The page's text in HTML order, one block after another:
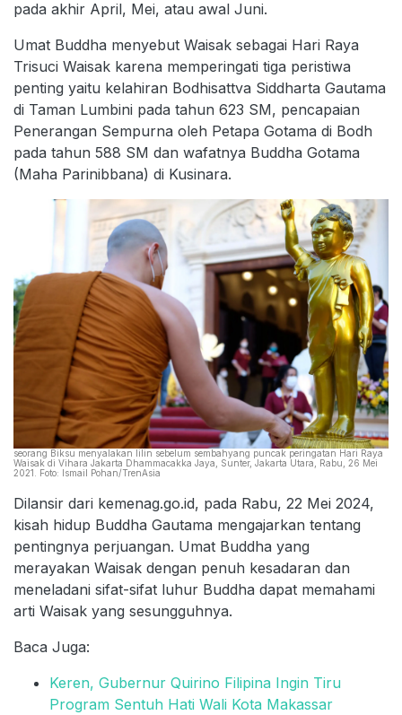
pada akhir April, Mei, atau awal Juni.
Umat Buddha menyebut Waisak sebagai Hari Raya
Trisuci Waisak karena memperingati tiga peristiwa
penting yaitu kelahiran Bodhisattva Siddharta Gautama
di Taman Lumbini pada tahun 623 SM, pencapaian
Penerangan Sempurna oleh Petapa Gotama di Bodh
pada tahun 588 SM dan wafatnya Buddha Gotama
(Maha Parinibbana) di Kusinara.
seorang Biksu menyalakan lilin sebelum sembahyang puncak peringatan Hari Raya
Waisak di Vihara Jakarta Dhammacakka Jaya, Sunter, Jakarta Utara, Rabu, 26 Mei
2021. Foto: Ismail Pohan/TrenAsia
Dilansir dari kemenag.go.id, pada Rabu, 22 Mei 2024,
kisah hidup Buddha Gautama mengajarkan tentang
pentingnya perjuangan. Umat Buddha yang
merayakan Waisak dengan penuh kesadaran dan
meneladani sifat-sifat luhur Buddha dapat memahami
arti Waisak yang sesungguhnya.
Baca Juga:
Keren, Gubernur Quirino Filipina Ingin Tiru
Program Sentuh Hati Wali Kota Makassar